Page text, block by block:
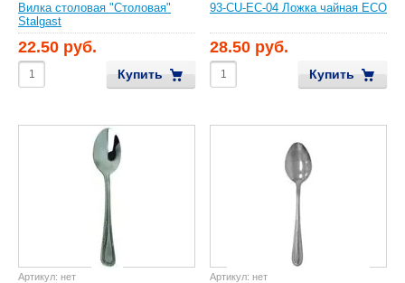
Вилка столовая "Столовая"
Stalgast
22.50 руб.
Купить
93-CU-EC-04 Ложка чайная ECO
28.50 руб.
Купить
Артикул: нет Артикул: нет